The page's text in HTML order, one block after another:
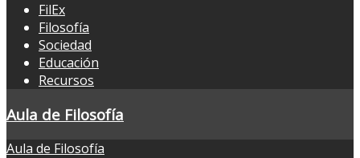
FilEx
Filosofía
Sociedad
Educación
Recursos
Aula de Filosofía
Aula de Filosofía